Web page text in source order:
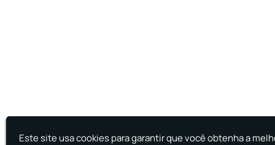
Este site usa cookies para garantir que você obtenha a